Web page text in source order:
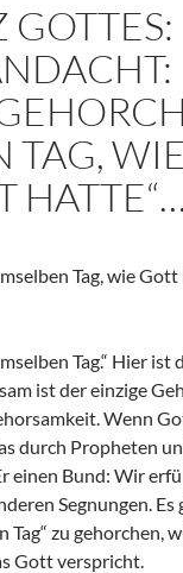
GOTTES:
TAG,
HATTE“…
Tag, wie
Tag.“ Hier ist
ist der einzige
Wenn
durch Propheten
einen Bund: Wir
Segnungen. Es
zu gehorchen,
Gott verspricht.